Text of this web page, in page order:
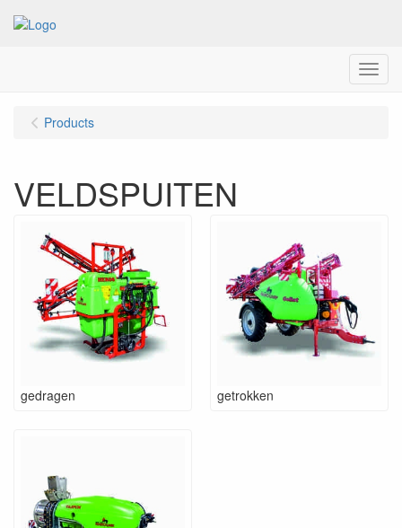
Menu
Products
VELDSPUITEN
gedragen getrokken